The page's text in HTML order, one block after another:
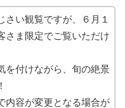
さい観覧ですが、６月１
さま限定でご覧いただけ
を付けながら、旬の絶景
内容が変更となる場合が